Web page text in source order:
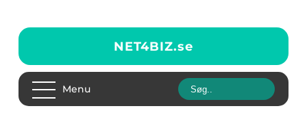
NET4BIZ.se
Menu